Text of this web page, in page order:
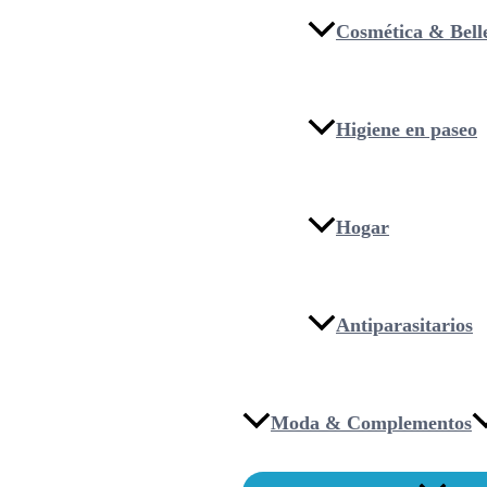
Cosmética &
Higiene en paseo
Hogar
Antiparasitarios
Moda & Complementos